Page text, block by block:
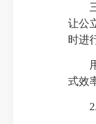
三
让公
时进
用
式效
2.